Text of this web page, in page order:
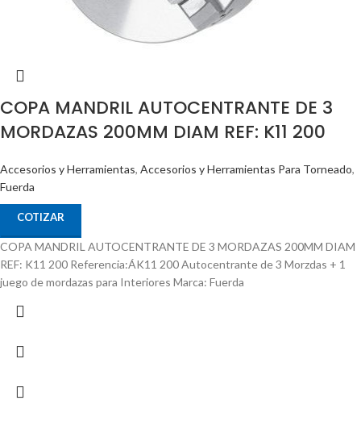
COPA MANDRIL AUTOCENTRANTE DE 3
MORDAZAS 200MM DIAM REF: K11 200
Accesorios y Herramientas, Accesorios y Herramientas Para Torneado,
Fuerda
COTIZAR
COPA MANDRIL AUTOCENTRANTE DE 3 MORDAZAS 200MM DIAM
REF: K11 200 Referencia:ÁK11 200 Autocentrante de 3 Morzdas + 1
juego de mordazas para Interiores Marca: Fuerda